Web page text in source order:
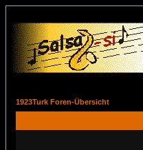
1923Turk Foren-Übersicht